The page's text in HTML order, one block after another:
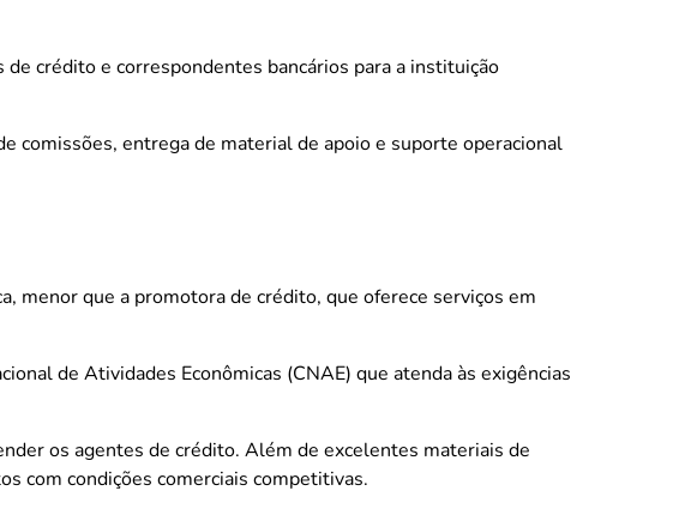
de crédito e correspondentes bancários para a instituição
comissões, entrega de material de apoio e suporte operacional
menor que a promotora de crédito, que oferece serviços em
de Atividades Econômicas (CNAE) que atenda às exigências
os agentes de crédito. Além de excelentes materiais de
com condições comerciais competitivas.